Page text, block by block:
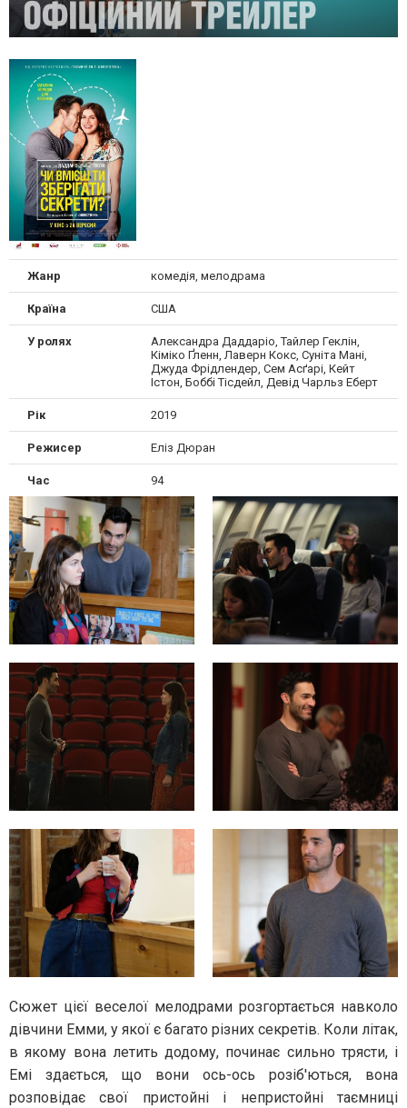
Жанр комедія, мелодрама
Країна США
У ролях
Александра Даддаріо, Тайлер Геклін,
Кіміко Ґленн, Лаверн Кокс, Суніта Мані,
Джуда Фрідлендер, Сем Асґарі, Кейт
Істон, Боббі Тісдейл, Девід Чарльз Еберт
Рік 2019
Режисер Еліз Дюран
Час 94
Сюжет цієї веселої мелодрами розгортається навколо
дівчини Емми, у якої є багато різних секретів. Коли літак,
в якому вона летить додому, починає сильно трясти, і
Емі здається, що вони ось-ось розіб'ються, вона
розповідає свої пристойні і непристойні таємниці